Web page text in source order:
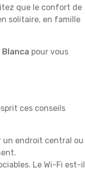
que le confort de
solitaire, en famille
pour vous
ces conseils
un endroit central ou
Le Wi-Fi est-il